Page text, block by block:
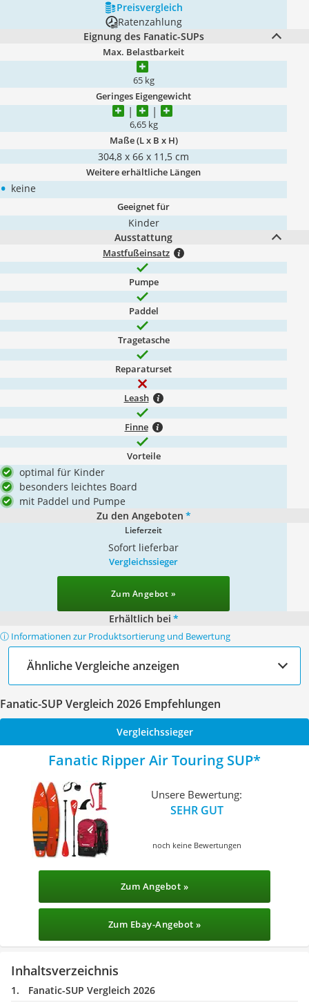
Preis­vergleich
Ratenzahlung
Eignung des Fanatic-SUPs
Max. Belastbarkeit
65 kg
Geringes Eigengewicht
6,65 kg
Maße (L x B x H)
304,8 x 66 x 11,5 cm
Weitere erhältliche Längen
• keine
Geeignet für
Kinder
Ausstattung
Mastfußeinsatz
Pumpe
Paddel
Tragetasche
Reparaturset
Leash
Finne
Vorteile
optimal für Kinder
besonders leichtes Board
mit Paddel und Pumpe
Zu den Angeboten *
Lieferzeit
Sofort lieferbar
Vergleichssieger
Zum Angebot »
Erhältlich bei *
ⓘ Informationen zur Produktsortierung und Bewertung
Ähnliche Vergleiche anzeigen
Fanatic-SUP Vergleich 2026 Empfehlungen
Vergleichssieger
Fanatic Ripper Air Touring SUP
Unsere Bewertung:
SEHR GUT
noch keine Bewertungen
Zum Angebot »
Zum Ebay-Angebot »
Inhaltsverzeichnis
Fanatic-SUP Vergleich 2026